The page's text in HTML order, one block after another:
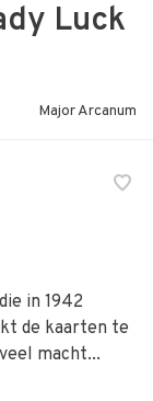
Luck
Major Arcanum
in 1942
de kaarten te
macht...